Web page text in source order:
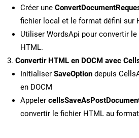
Créer une
fichier local et le format défini sur
Utiliser WordsApi pour convertir le
HTML.
Convertir HTML en DOCM avec
Initialiser SaveOption depuis
en DOCM
Appeler
convertir le fichier HTML au format